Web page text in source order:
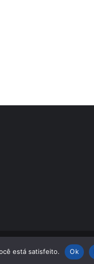
está satisfeito. Ok